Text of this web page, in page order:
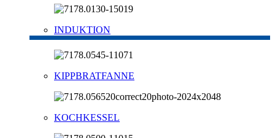
INDUKTION
KIPPBRATFANNE
KOCHKESSEL